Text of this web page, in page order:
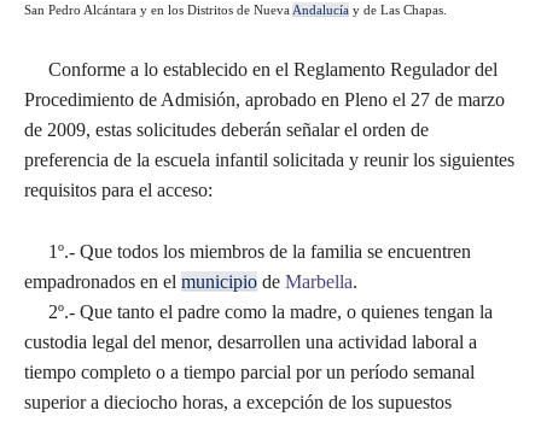
San Pedro Alcántara y en los Distritos de NuevaAndalucía y de Las Chapas.
Conforme a lo establecido en el Reglamento Regulador del
Procedimiento de Admisión, aprobado en Pleno el 27 de marzo
de 2009, estas solicitudes deberán señalar el orden de
preferencia de la escuela infantil solicitada y reunir los siguientes
requisitos para el acceso:
1º.- Que todos los miembros de la familia se encuentren
empadronados en el municipio de Marbella.
2º.- Que tanto el padre como la madre, o quienes tengan la
custodia legal del menor, desarrollen una actividad laboral a
tiempo completo o a tiempo parcial por un período semanal
superior a dieciocho horas, a excepción de los supuestos